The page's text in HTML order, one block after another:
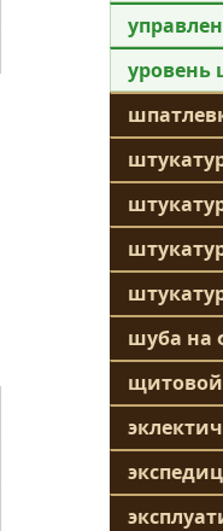
уровень
шуба на